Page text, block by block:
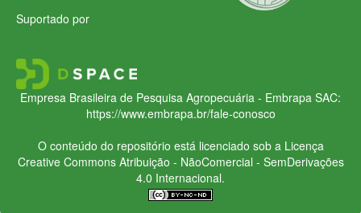
Suportado por
Empresa Brasileira de Pesquisa Agropecuária - Embrapa SAC:
https://www.embrapa.br/fale-conosco
O conteúdo do repositório está licenciado sob a Licença
Creative CommonsAtribuição - NãoComercial - SemDerivações
4.0 Internacional.